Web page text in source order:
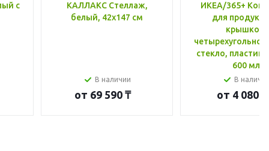
с
КАЛЛАКС Стеллаж,
белый, 42x147 см
В наличии
от 69 590 ₸
ИКЕА/365+
для
крышкой,
стекло, пластик
600 мл
В
от 4 080 ₸